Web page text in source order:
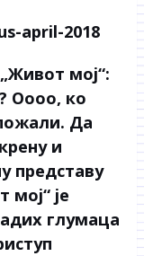
мој“:
Оооо, ко
Да
и
представу
мој“ је
глумаца